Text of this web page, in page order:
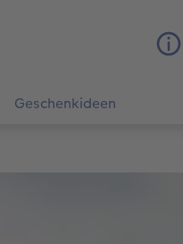
Geschenkideen